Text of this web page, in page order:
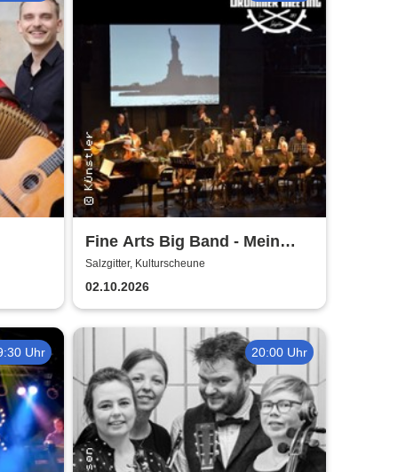
Fine Arts Big Band - Mein
amerikanischer Traum - True
Stories
Salzgitter, Kulturscheune
02.10.2026
Uhr 20:00 Uhr